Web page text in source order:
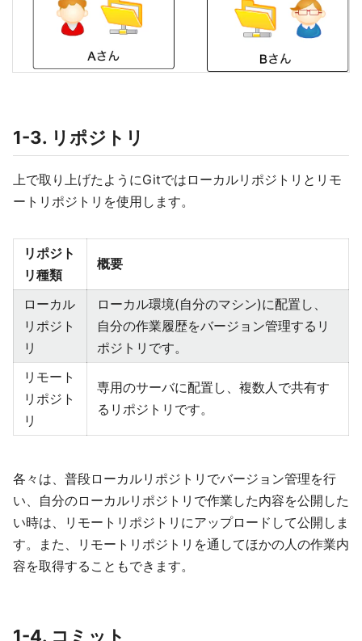
1-3. リポジトリ
上で取り上げたようにGitではローカルリポジトリとリモ
ートリポジトリを使用します。
リポジト
リ種類
概要
ローカル
リポジト
リ
ローカル環境(自分のマシン)に配置し、
自分の作業履歴をバージョン管理するリ
ポジトリです。
リモート
リポジト
リ
専用のサーバに配置し、複数人で共有す
るリポジトリです。
各々は、普段ローカルリポジトリでバージョン管理を行
い、自分のローカルリポジトリで作業した内容を公開した
い時は、リモートリポジトリにアップロードして公開しま
す。また、リモートリポジトリを通してほかの人の作業内
容を取得することもできます。
1-4. コミット